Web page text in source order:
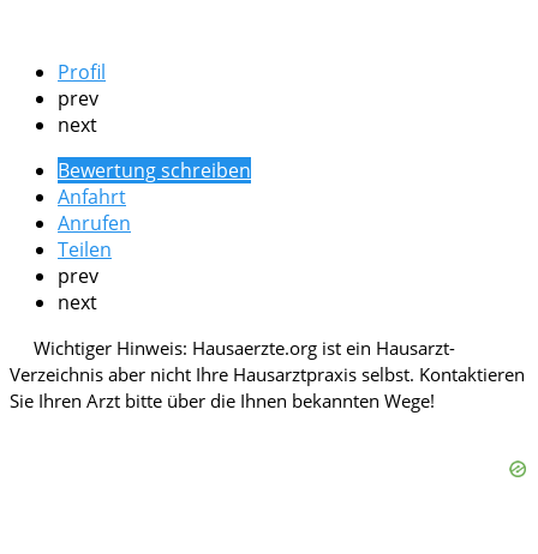
Profil
prev
next
Bewertung schreiben
Anfahrt
Anrufen
Teilen
prev
next